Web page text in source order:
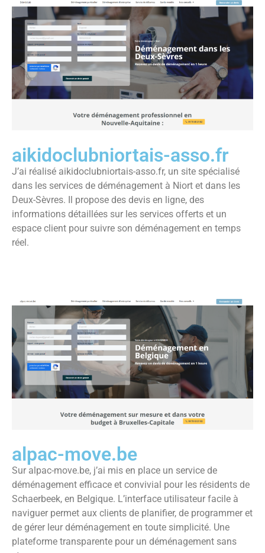
aikidoclubniortais-asso.fr
J’ai réalisé aikidoclubniortais-asso.fr, un site spécialisé
dans les services de déménagement à Niort et dans les
Deux-Sèvres. Il propose des devis en ligne, des
informations détaillées sur les services offerts et un
espace client pour suivre son déménagement en temps
réel.
alpac-move.be
Sur alpac-move.be, j’ai mis en place un service de
déménagement efficace et convivial pour les résidents de
Schaerbeek, en Belgique. L’interface utilisateur facile à
naviguer permet aux clients de planifier, de programmer et
de gérer leur déménagement en toute simplicité. Une
plateforme transparente pour un déménagement sans